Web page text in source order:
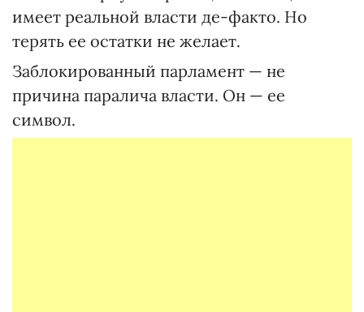
имеет реальной власти де-факто. Но
терять ее остатки не желает.
Заблокированный парламент — не
причина паралича власти. Он — ее
символ.